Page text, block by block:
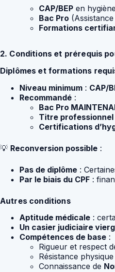
CAP/BEP en
Bac Pro
Formations
2. Conditions et prérequis
Diplômes et formations
Niveau minimum : CAP/
Recommandé :
Bac Pro
Titre professionnel
Certifications
💡 Reconversion possible :
Pas de diplôme :
Par le biais du CPF :
Autres conditions
Aptitude médicale :
Un casier judiciaire
Compétences de base :
Rigueur et respect
Résistance
Connaissance de